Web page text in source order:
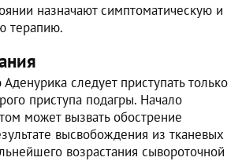
назначают симптоматическую и
терапию.
следует приступать только
приступа подагры. Начало
может вызвать обострение
высвобождения из тканевых
возрастания сывороточной